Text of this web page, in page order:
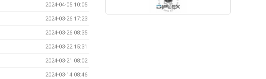
2024-04-05 10:05
2024-03-26 17:23
2024-03-26 08:35
2024-03-22 15:31
2024-03-21 08:02
2024-03-14 08:46